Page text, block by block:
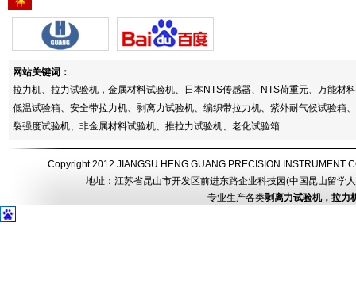
伴
网站关键词：
拉力机、拉力试验机，金属材料试验机、日本NTS传感器、NTS荷重元、万能
低温试验箱、安全带拉力机、剥离力试验机、编织带拉力机、紫外耐气候试验
裂强度试验机、非金属材料试验机、推拉力试验机、老化试验箱
Copyright 2012 JIANGSU HENG GUANG PRECISION INSTRUMENT
地址：江苏省昆山市开发区前进东路企业科技园(中国昆山留
专业生产各类剥离力试验机，拉力